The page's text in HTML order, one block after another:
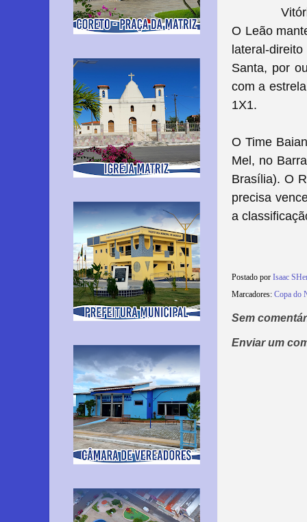
O Leão
lateral-
Santa, por
com a
1X1.
O Time
Mel, no
Brasília). O
precisa
a
Postado por Isaac
Marcadores: Copa do
Sem
Enviar um